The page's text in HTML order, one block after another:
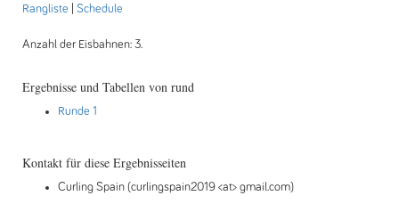
Rangliste
Schedule
Anzahl der Eisbahnen: 3.
Ergebnisse und Tabellen von rund
Runde 1
Kontakt für diese Ergebnisseiten
Curling Spain (curlingspain2019 <at> gmail.com)